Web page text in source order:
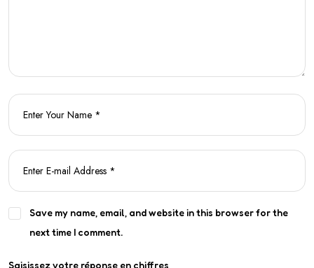
Save my name, email, and website in this browser for the
next time I comment.
Saisissez votre réponse en chiffres